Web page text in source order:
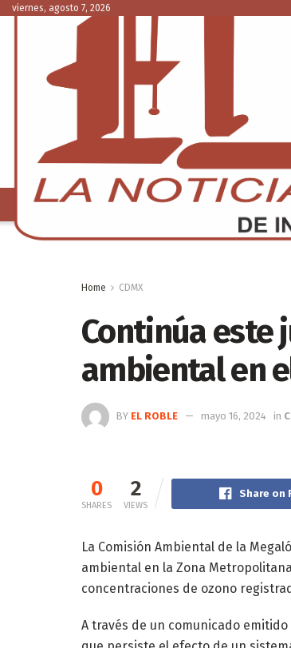
viernes, agosto 7, 2026
Home CDMX
Continúa este
ambiental en
BY EL ROBLE mayo 16, 2024 in
0
SHARES
2
VIEWS
Share on
La Comisión Ambiental de la
ambiental en la Zona
concentraciones de ozono
A través de un comunicado emitido